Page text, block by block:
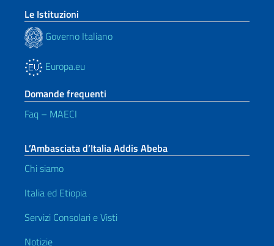
Le Istituzioni
Governo Italiano
Europa.eu
Domande frequenti
Faq – MAECI
L’Ambasciata d’Italia Addis Abeba
Chi siamo
Italia ed Etiopia
Servizi Consolari e Visti
Notizie